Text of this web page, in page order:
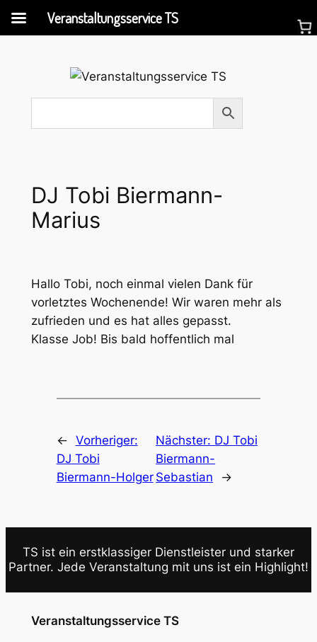
DJ Tobi Biermann-
Marius
Hallo Tobi, noch einmal vielen Dank für
vorletztes Wochenende! Wir waren mehr als
zufrieden und es hat alles gepasst.
Klasse Job! Bis bald hoffentlich mal
← Vorheriger:
DJ Tobi
Biermann-Holger
Nächster: DJ Tobi
Biermann-
Sebastian
→
TS ist ein erstklassiger Dienstleister und starker
Partner. Jede Veranstaltung mit uns ist ein Highlight!
Veranstaltungsservice TS
Veranstaltungsservice TS